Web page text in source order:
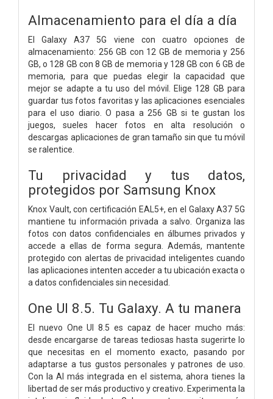
Almacenamiento para el día a día
El Galaxy A37 5G viene con cuatro opciones de
almacenamiento: 256 GB con 12 GB de memoria y 256
GB, o 128 GB con 8 GB de memoria y 128 GB con 6 GB de
memoria, para que puedas elegir la capacidad que
mejor se adapte a tu uso del móvil. Elige 128 GB para
guardar tus fotos favoritas y las aplicaciones esenciales
para el uso diario. O pasa a 256 GB si te gustan los
juegos, sueles hacer fotos en alta resolución o
descargas aplicaciones de gran tamaño sin que tu móvil
se ralentice.
Tu privacidad y tus datos,
protegidos por Samsung Knox
Knox Vault, con certificación EAL5+, en el Galaxy A37 5G
mantiene tu información privada a salvo. Organiza las
fotos con datos confidenciales en álbumes privados y
accede a ellas de forma segura. Además, mantente
protegido con alertas de privacidad inteligentes cuando
las aplicaciones intenten acceder a tu ubicación exacta o
a datos confidenciales sin necesidad.
One UI 8.5. Tu Galaxy. A tu manera
El nuevo One UI 8.5 es capaz de hacer mucho más:
desde encargarse de tareas tediosas hasta sugerirte lo
que necesitas en el momento exacto, pasando por
adaptarse a tus gustos personales y patrones de uso.
Con la AI más integrada en el sistema, ahora tienes la
libertad de ser más productivo y creativo. Experimenta la